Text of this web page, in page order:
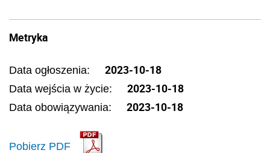
Metryka
Data ogłoszenia: 2023-10-18
Data wejścia w życie: 2023-10-18
Data obowiązywania: 2023-10-18
Pobierz PDF